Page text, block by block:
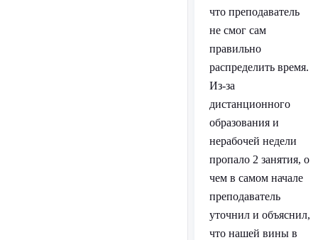
что преподаватель
не смог сам
правильно
распределить время.
Из-за
дистанционного
образования и
нерабочей недели
пропало 2 занятия, о
чем в самом начале
преподаватель
уточнил и объяснил,
что нашей вины в